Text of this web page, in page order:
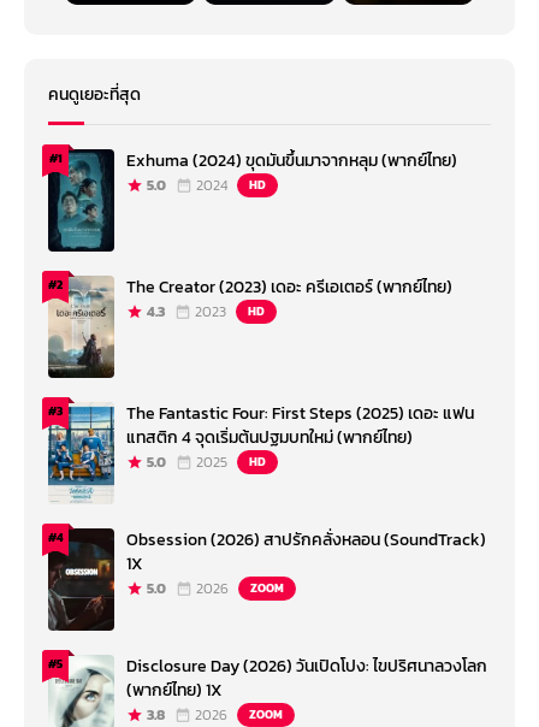
คนดูเยอะที่สุด
#1 Exhuma (2024) ขุดมันขึ้นมาจากหลุม (พากย์ไทย)
5.0 2024 HD
#2 The Creator (2023) เดอะ ครีเอเตอร์ (พากย์ไทย)
4.3 2023 HD
#3
The Fantastic Four: First Steps (2025) เดอะ แฟน
แทสติก 4 จุดเริ่มต้นปฐมบทใหม่ (พากย์ไทย)
5.0 2025 HD
#4
Obsession (2026) สาปรักคลั่งหลอน (SoundTrack)
1X
5.0 2026 ZOOM
#5
Disclosure Day (2026) วันเปิดโปง: ไขปริศนาลวงโลก
(พากย์ไทย) 1X
3.8 2026 ZOOM